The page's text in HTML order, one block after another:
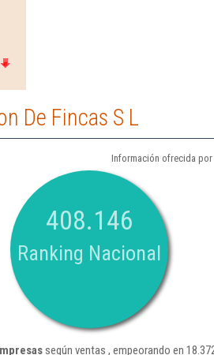
De Fincas S L
Información ofrecida por
408.146
Ranking Nacional
según ventas , empeorando en